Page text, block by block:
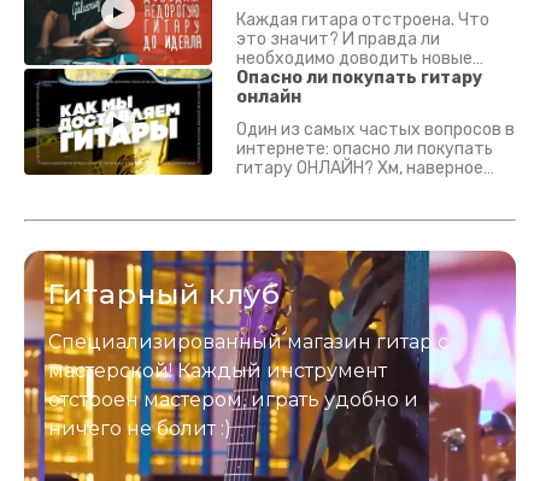
Каждая гитара отстроена. Что
это значит? И правда ли
необходимо доводить новые
гитары? Если кратко - да.
Подробно - в видео :)
Опасно ли покупать гитару
онлайн
Один из самых частых вопросов в
интернете: опасно ли покупать
гитару ОНЛАЙН? Хм, наверное
застрахован. Случись что -
Гитарный клуб
Специализированный магазин гитар с
мастерской! Каждый инструмент
отстроен мастером, играть удобно и
ничего не болит :)